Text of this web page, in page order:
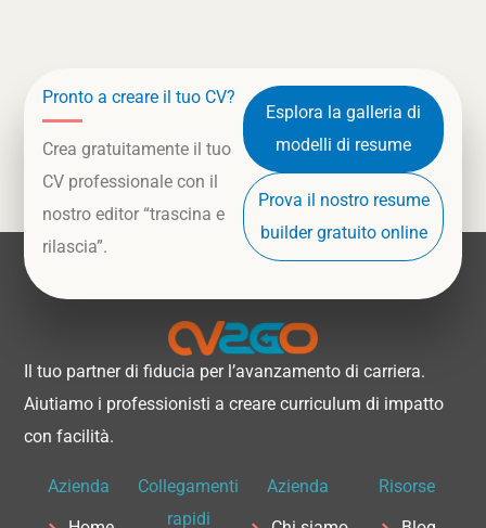
Pronto a creare il tuo CV?
Crea gratuitamente il tuo
CV professionale con il
nostro editor “trascina e
rilascia”.
Esplora la galleria di
modelli di resume
Prova il nostro resume
builder gratuito online
Il tuo partner di fiducia per l’avanzamento di carriera.
Aiutiamo i professionisti a creare curriculum di impatto
con facilità.
Azienda
Collegamenti
rapidi
Azienda
Risorse